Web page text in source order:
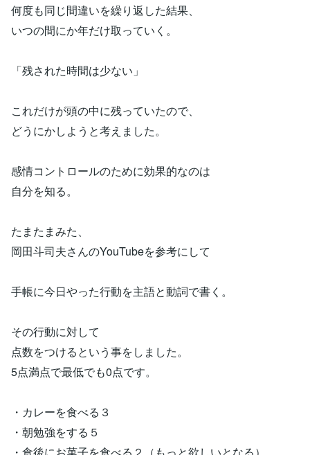
何度も同じ間違いを繰り返した結果、
いつの間にか年だけ取っていく。
「残された時間は少ない」
これだけが頭の中に残っていたので、
どうにかしようと考えました。
感情コントロールのために効果的なのは
自分を知る。
たまたまみた、
岡田斗司夫さんのYouTubeを参考にして
手帳に今日やった行動を主語と動詞で書く。
その行動に対して
点数をつけるという事をしました。
5点満点で最低でも0点です。
・カレーを食べる３
・朝勉強をする５
・食後にお菓子を食べる２（もっと欲しいとなる）